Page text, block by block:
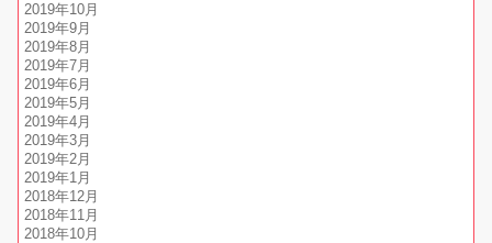
2019年10月
2019年9月
2019年8月
2019年7月
2019年6月
2019年5月
2019年4月
2019年3月
2019年2月
2019年1月
2018年12月
2018年11月
2018年10月